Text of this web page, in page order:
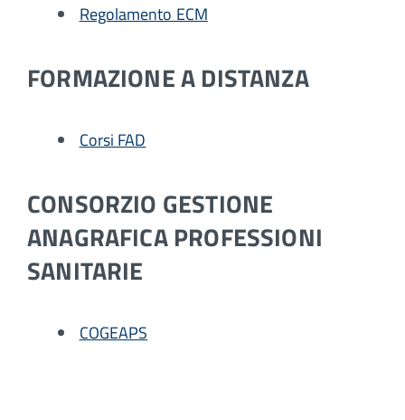
Regolamento ECM
FORMAZIONE A DISTANZA
Corsi FAD
CONSORZIO GESTIONE
ANAGRAFICA PROFESSIONI
SANITARIE
COGEAPS